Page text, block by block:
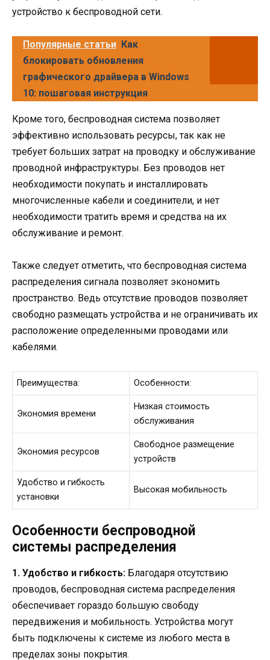
устройство к беспроводной сети.
Популярные статьи Как
блокировать обновления
графического драйвера в Windows
10: пошаговая инструкция
Кроме того, беспроводная система позволяет
эффективно использовать ресурсы, так как не
требует больших затрат на проводку и обслуживание
проводной инфраструктуры. Без проводов нет
необходимости покупать и инсталлировать
многочисленные кабели и соединители, и нет
необходимости тратить время и средства на их
обслуживание и ремонт.
Также следует отметить, что беспроводная система
распределения сигнала позволяет экономить
пространство. Ведь отсутствие проводов позволяет
свободно размещать устройства и не ограничивать их
расположение определенными проводами или
кабелями.
Преимущества: Особенности:
Экономия времени
Низкая стоимость
обслуживания
Экономия ресурсов
Свободное размещение
устройств
Удобство и гибкость
установки
Высокая мобильность
Особенности беспроводной
системы распределения
1. Удобство и гибкость: Благодаря отсутствию
проводов, беспроводная система распределения
обеспечивает гораздо большую свободу
передвижения и мобильность. Устройства могут
быть подключены к системе из любого места в
пределах зоны покрытия.